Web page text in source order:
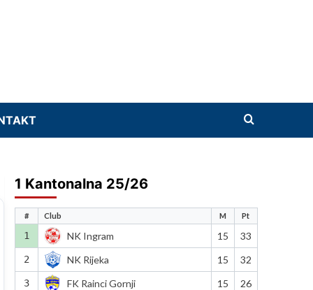
1 Kantonalna 25/26
# Club M Pt
1 NK Ingram 15 33
2 NK Rijeka 15 32
3 FK Rainci Gornji 15 26